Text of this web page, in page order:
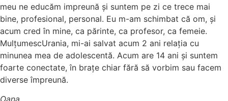
meu ne educăm impreună și suntem pe zi ce trece mai
bine, profesional, personal. Eu m-am schimbat că om, și
acum cred în mine, ca părinte, ca profesor, ca femeie.
MulțumescUrania, mi-ai salvat acum 2 ani relaţia cu
minunea mea de adolescentă. Acum are 14 ani şi suntem
foarte conectate, în brațe chiar fără să vorbim sau facem
diverse împreună.